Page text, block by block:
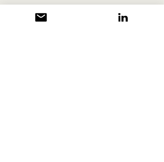
Die Veranstalter freuen sich auf